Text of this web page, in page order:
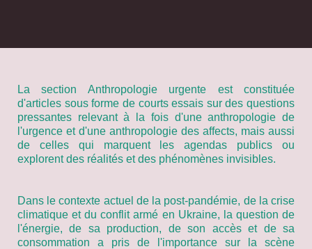
La section Anthropologie urgente est constituée
d'articles sous forme de courts essais sur des questions
pressantes relevant à la fois d'une anthropologie de
l'urgence et d'une anthropologie des affects, mais aussi
de celles qui marquent les agendas publics ou
explorent des réalités et des phénomènes invisibles.
Dans le contexte actuel de la post-pandémie, de la crise
climatique et du conflit armé en Ukraine, la question de
l'énergie, de sa production, de son accès et de sa
consommation a pris de l'importance sur la scène